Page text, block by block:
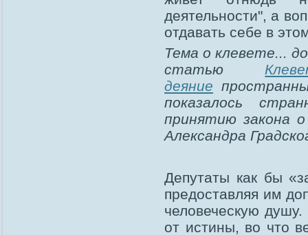
деятельности", а
отдавать себе в
Тема о клевете...
статью
деяние
показалось
принятию закона
Александра
Депутаты как бы
предоставляя им
человеческую душу.
от истины, во что